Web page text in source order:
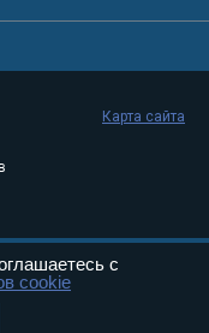
Карта сайта
с
cookie